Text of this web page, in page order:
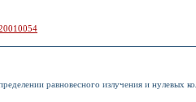
равновесного излучения и нулевых